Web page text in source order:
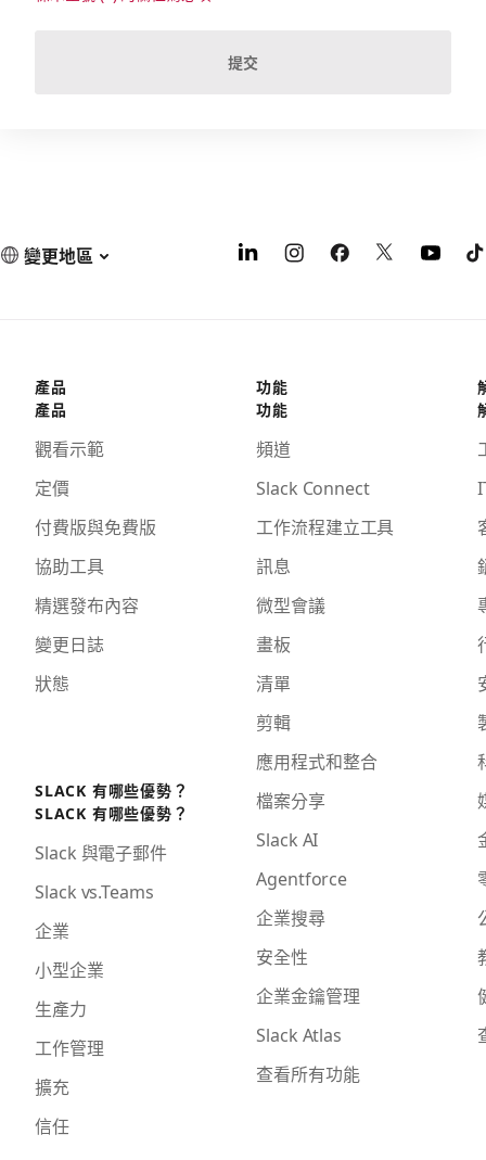
提交
變更地區
產品
產品
觀看示範
定價
付費版與免費版
協助工具
精選發布內容
變更日誌
狀態
SLACK 有哪些優勢？
SLACK 有哪些優勢？
Slack 與電子郵件
Slack vs.Teams
企業
小型企業
生產力
工作管理
擴充
信任
功能
功能
頻道
Slack Connect
工作流程建立工具
訊息
微型會議
畫板
清單
剪輯
應用程式和整合
檔案分享
Slack AI
Agentforce
企業搜尋
安全性
企業金鑰管理
Slack Atlas
查看所有功能